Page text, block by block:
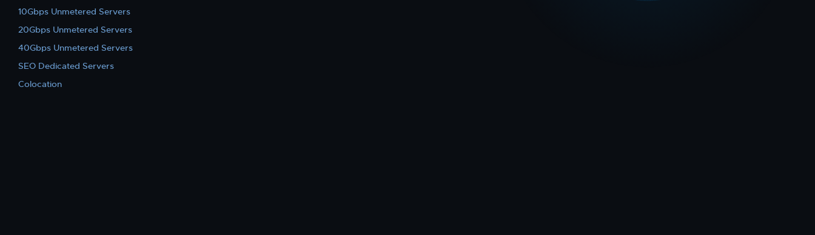
10Gbps Unmetered Servers
20Gbps Unmetered Servers
40Gbps Unmetered Servers
SEO Dedicated Servers
Colocation